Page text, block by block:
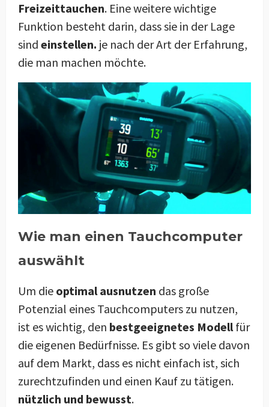
Freizeittauchen. Eine weitere wichtige
Funktion besteht darin, dass sie in der Lage
sind einstellen. je nach der Art der Erfahrung,
die man machen möchte.
Wie man einen Tauchcomputer
auswählt
Um die optimal ausnutzen das große
Potenzial eines Tauchcomputers zu nutzen,
ist es wichtig, den bestgeeignetes Modell für
die eigenen Bedürfnisse. Es gibt so viele davon
auf dem Markt, dass es nicht einfach ist, sich
zurechtzufinden und einen Kauf zu tätigen.
nützlich und bewusst.